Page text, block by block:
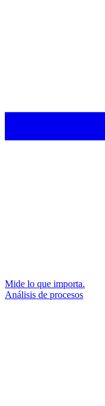
Mide lo que importa.
Análisis de procesos